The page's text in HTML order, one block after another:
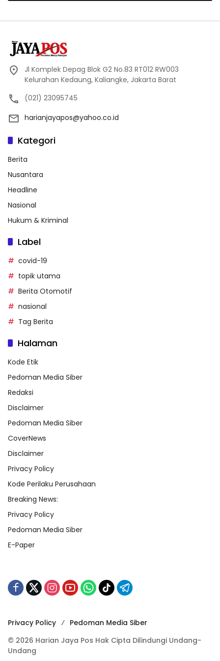
Jl Komplek Depag Blok G2 No.83 RT012 RW003
Kelurahan Kedaung, Kaliangke, Jakarta Barat
(021) 23095745
harianjayapos@yahoo.co.id
Kategori
Berita
Nusantara
Headline
Nasional
Hukum & Kriminal
Label
covid-19
topik utama
Berita Otomotif
nasional
Tag Berita
Halaman
Kode Etik
Pedoman Media Siber
Redaksi
Disclaimer
Pedoman Media Siber
CoverNews
Disclaimer
Privacy Policy
Kode Perilaku Perusahaan
Breaking News:
Privacy Policy
Pedoman Media Siber
E-Paper
Privacy Policy
Pedoman Media Siber
© 2026 Harian Jaya Pos Hak Cipta Dilindungi Undang-
Undang